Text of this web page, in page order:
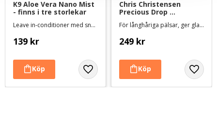
K9 Aloe Vera Nano Mist
- finns i tre storlekar
Leave in-conditioner med snabb antistatverkan och kraftfull utredningseffekt
139 kr
Chris Christensen
Precious Drop
finishingspray - 473 ml,
färdigblandad
För långhåriga pälsar, ger glans och minskar frissighet och slitage
249 kr